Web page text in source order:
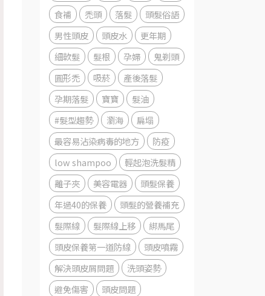
食補
禿頭 落髮
頭髮俗語
男性頭皮
頭皮水
更年期
細軟髮
髮根 孕婦
鬼剃頭
圓形禿
吸菸
產後落髮
孕期落髮
寶寶
髮油
#髮型趨勢
瀏海
扁塌
最容易沾染病毒的地方
防疫
low shampoo
輕起泡洗髮精
離子夾
美容電器
頭髮保養
年過40的保養
頭髮的營養補充
髮際線
髮際線上移
綁馬尾
頭皮保養第一道防線
頭皮噴霧
解決頭皮屑問題
洗頭姿勢
避免傷害
頭皮問題